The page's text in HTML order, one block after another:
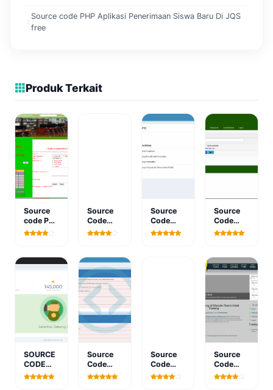
Source code PHP Aplikasi Penerimaan Siswa Baru Di JQS
free
Produk Terkait
Source
code PHP
Sistem
Sederhana
Web free
Source
Code
Aplikasi
dan
Absensi
Karyawan
Source
Code
PHP
Source
Code
PHP
Dijkstra
Dengan
SOURCE
CODE
PHP
Source
Code
Sistem
Source
Code
PHP
Source
Code
PHP